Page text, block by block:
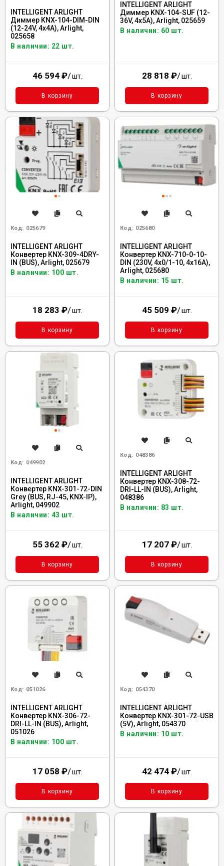
INTELLIGENT ARLIGHT
Диммер KNX-104-DIM-DIN
(12-24V, 4x4A), Arlight,
025658
В наличии: 22 шт.
46 594 ₽/шт.
В корзину
INTELLIGENT ARLIGHT
Диммер KNX-104-SUF (12-
36V, 4x5A), Arlight, 025659
В наличии: 60 шт.
28 818 ₽/шт.
В корзину
Код: 025679
INTELLIGENT ARLIGHT
Конвертер KNX-309-4DRY-
IN (BUS), Arlight, 025679
В наличии: 100 шт.
18 283 ₽/шт.
В корзину
Код: 025680
INTELLIGENT ARLIGHT
Конвертер KNX-710-0-10-
DIN (230V, 4x0/1-10, 4x16A),
Arlight, 025680
В наличии: 15 шт.
45 509 ₽/шт.
В корзину
Код: 049902
INTELLIGENT ARLIGHT
Конвертер KNX-301-72-DIN
Grey (BUS, RJ-45, KNX-IP),
Arlight, 049902
В наличии: 43 шт.
55 362 ₽/шт.
В корзину
Код: 048386
INTELLIGENT ARLIGHT
Конвертер KNX-308-72-
DRI-LL-IN (BUS), Arlight,
048386
В наличии: 83 шт.
17 207 ₽/шт.
В корзину
Код: 051026
INTELLIGENT ARLIGHT
Конвертер KNX-306-72-
DRI-LL-IN (BUS), Arlight,
051026
В наличии: 100 шт.
17 058 ₽/шт.
В корзину
Код: 054370
INTELLIGENT ARLIGHT
Конвертер KNX-301-72-USB
(5V), Arlight, 054370
В наличии: 10 шт.
42 474 ₽/шт.
В корзину